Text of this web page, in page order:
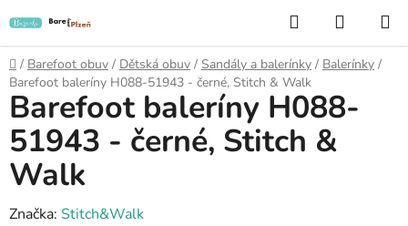
na
obsah
Hledat
KOŠÍK
Domů
/ Barefoot obuv / Dětská obuv / Sandály a balerínky / Balerínky /
Barefoot baleríny H088-51943 - černé, Stitch & Walk
Barefoot baleríny H088-
51943 - černé, Stitch &
Walk
Značka: Stitch&Walk